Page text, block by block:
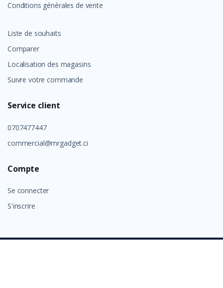
Conditions générales de vente
Liste de souhaits
Comparer
Localisation des magasins
Suivre votre commande
Service client
0707477447
commercial@mrgadget.ci
Compte
Se connecter
S'inscrire